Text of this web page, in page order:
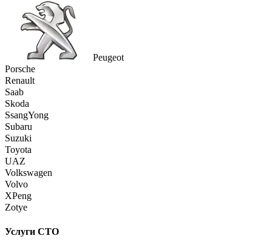
Peugeot
Porsche
Renault
Saab
Skoda
SsangYong
Subaru
Suzuki
Toyota
UAZ
Volkswagen
Volvo
XPeng
Zotye
Услуги СТО